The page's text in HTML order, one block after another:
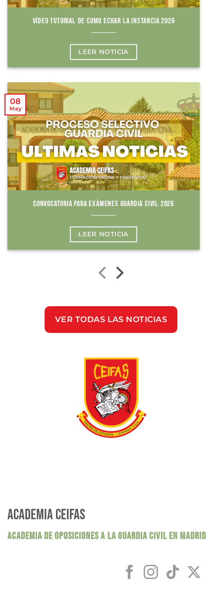
VÍDEO TUTORIAL DE COMO ECHAR LA INSTANCIA 2026
LEER NOTICIA
CONVOCATORIA PARA EXÁMENES GUARDIA CIVIL 2026
LEER NOTICIA
08
May
VER TODAS LAS NOTICIAS
ACADEMIA CEIFAS
ACADEMIA DE OPOSICIONES A LA GUARDIA CIVIL EN MADRID